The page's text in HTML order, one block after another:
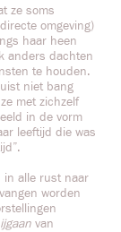
ze soms
omgeving)
haar heen
anders dachten
te houden.
niet bang
met zichzelf
in de vorm
leeftijd die was
in alle rust naar
worden
van